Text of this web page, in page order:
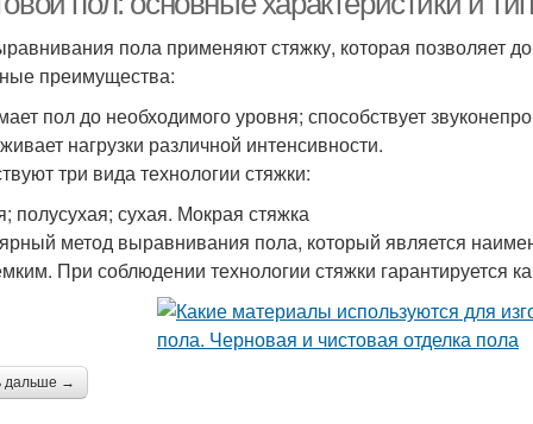
пола применяют стяжку, которая позволяет
преимущества:
пол до необходимого уровня; способствует
нагрузки различной интенсивности.
три вида технологии стяжки:
полусухая; сухая. Мокрая стяжка
метод выравнивания пола, который является
При соблюдении технологии стяжки гарантируется
дальше →